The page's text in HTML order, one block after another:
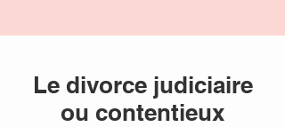
Le divorce judiciaire
ou contentieux